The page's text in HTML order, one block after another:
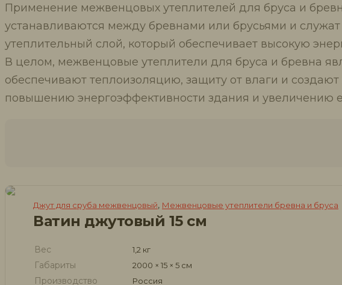
Применение межвенцовых утеплителей для бруса и
устанавливаются между бревнами или брусьями и
утеплительный слой, который обеспечивает высокую
В целом, межвенцовые утеплители для бруса и бревна
обеспечивают теплоизоляцию, защиту от влаги и
повышению энергоэффективности здания и увеличению
Джут для сруба межвенцовый, Межвенцовые утеплители бревна и бруса
Ватин джутовый 15 см
Вес 1,2 кг
Габариты 2000 × 15 × 5 см
Производство Россия